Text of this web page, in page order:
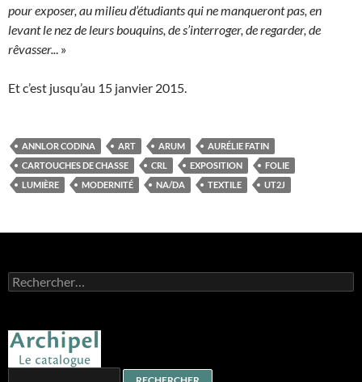
pour exposer, au milieu d’étudiants qui ne manqueront pas, en
levant le nez de leurs bouquins, de s’interroger, de regarder, de
rêvasser... »
Et c’est jusqu’au 15 janvier 2015.
ANNLOR CODINA ART ARUM
AURÉLIE FATIN
CARTOUCHES DE CHASSE
CRL EXPOSITION
FOLIE
LUMIÈRE
MODERNITÉ NA/DA TEXTILE UT2J
Rechercher :